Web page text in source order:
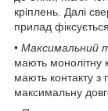
кріплень. Далі
прилад
• Максимальний
мають монолітну
мають контакту з
максимальну